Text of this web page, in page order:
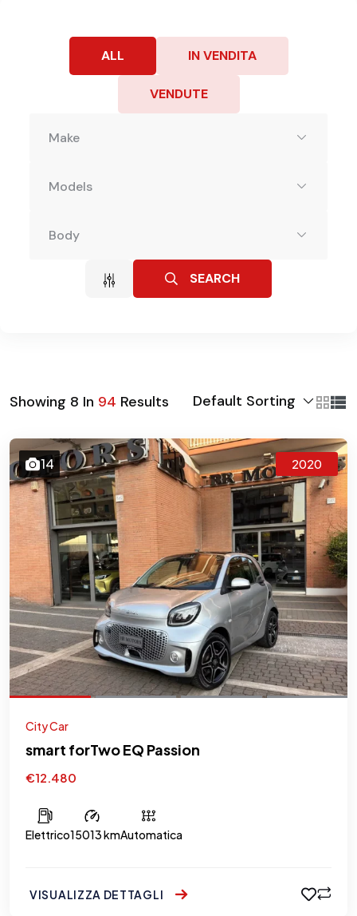
ALL IN VENDITA
VENDUTE
Make
Models
Body
SEARCH
Showing 8 In 94 Results Default Sorting
14 2020
City Car
smart forTwo EQ Passion
€12.480
Elettrico15013 kmAutomatica
VISUALIZZA DETTAGLI